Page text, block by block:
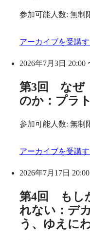
参加可能人数: 無制
アーカイブを受講
2026年7月3日 20:00
第3回 なぜ
のか：プラ
参加可能人数: 無制
アーカイブを受講
2026年7月17日
第4回 もし
れない：デ
う、ゆえに